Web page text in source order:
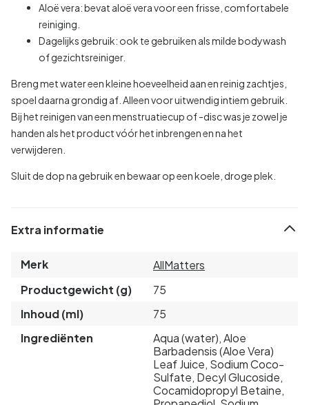
Aloë vera: bevat aloë vera voor een frisse, comfortabele
reiniging.
Dagelijks gebruik: ook te gebruiken als milde bodywash
of gezichtsreiniger.
Breng met water een kleine hoeveelheid aan en reinig zachtjes,
spoel daarna grondig af. Alleen voor uitwendig intiem gebruik.
Bij het reinigen van een menstruatiecup of -disc was je zowel je
handen als het product vóór het inbrengen en na het
verwijderen.
Sluit de dop na gebruik en bewaar op een koele, droge plek.
Extra informatie
Merk
AllMatters
Productgewicht (g)
75
Inhoud (ml)
75
Ingrediënten
Aqua (water), Aloe
Barbadensis (Aloe Vera)
Leaf Juice, Sodium Coco-
Sulfate, Decyl Glucoside,
Cocamidopropyl Betaine,